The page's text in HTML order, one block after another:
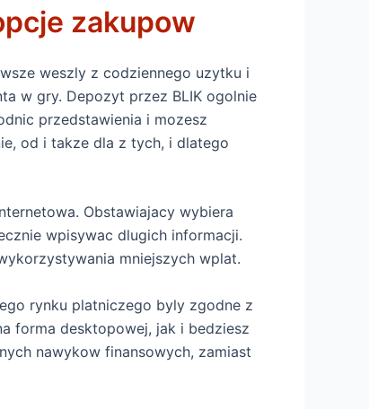
zakupow
weszly z codziennego uzytku i
w gry. Depozyt przez BLIK ogolnie
przedstawienia i mozesz
od i takze dla z tych, i dlatego
Obstawiajacy wybiera
wpisywac dlugich informacji.
mniejszych wplat.
rynku platniczego byly zgodne z
forma desktopowej, jak i bedziesz
nawykow finansowych, zamiast